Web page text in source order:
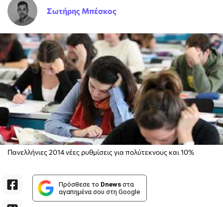
Σωτήρης Μπέσκος
Πανελλήνιες 2014 νέες ρυθμίσεις για πολύτεκνους και 10%
Πρόσθεσε το Dnews στα
αγαπημένα σου στη Google